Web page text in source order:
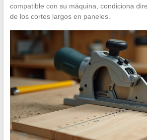
compatible con su máquina, condiciona
de los cortes largos en paneles.